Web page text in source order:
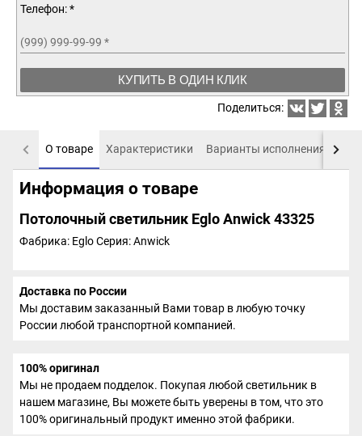
Телефон: *
(999) 999-99-99 *
КУПИТЬ В ОДИН КЛИК
Поделиться:
О товаре Характеристики Варианты исполнения
Информация о товаре
Потолочный светильник Eglo Anwick 43325
Фабрика: EgloСерия: Anwick
Доставка по России
Мы доставим заказанный Вами товар в любую точку
России любой транспортной компанией.
100% оригинал
Мы не продаем подделок. Покупая любой светильник в
нашем магазине, Вы можете быть уверены в том, что это
100% оригинальный продукт именно этой фабрики.